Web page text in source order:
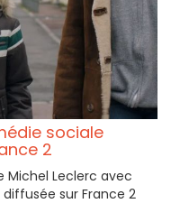
sociale
2
Michel Leclerc avec
diffusée sur France 2